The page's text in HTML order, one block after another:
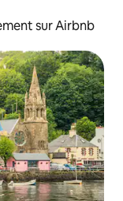
sur Airbnb